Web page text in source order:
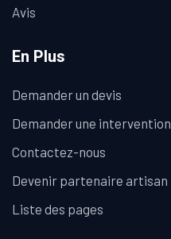
Avis
En Plus
Demander un devis
Demander une intervention
Contactez-nous
Devenir partenaire artisan
Liste des pages